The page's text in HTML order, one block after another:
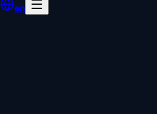
en